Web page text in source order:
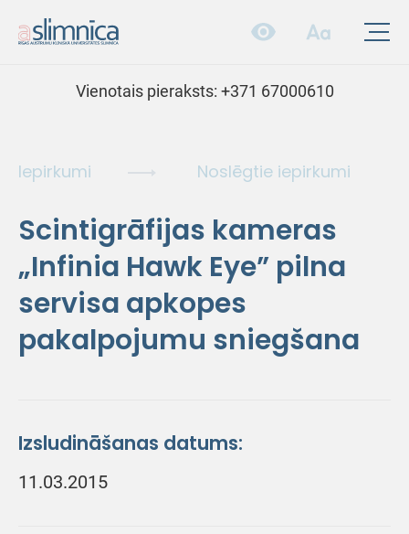
Vienotais pieraksts: +371 67000610
Iepirkumi Noslēgtie iepirkumi
Scintigrāfijas kameras
„Infinia Hawk Eye” pilna
servisa apkopes
pakalpojumu sniegšana
Izsludināšanas datums:
11.03.2015